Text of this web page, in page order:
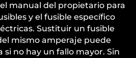
manual del propietario para
y el fusible específico
Sustituir un fusible
mismo amperaje puede
si no hay un fallo mayor. Sin